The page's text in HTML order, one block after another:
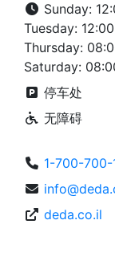
Sunday:
Tuesday:
Thursday:
Saturday:
停车处
无障碍
1-700-700-
deda.co.il